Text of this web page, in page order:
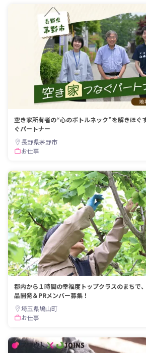
空き家所有者の“心のボトルネック”を解きほぐ
ぐパートナー
長野県茅野市
お仕事
都内から１時間の幸福度トップクラスのまちで
品開発＆PRメンバー募集！
埼玉県鳩山町
お仕事